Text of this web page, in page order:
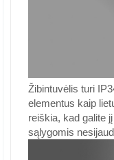
Žibintuvėlis turi
elementus kaip
reiškia, kad galite
sąlygomis